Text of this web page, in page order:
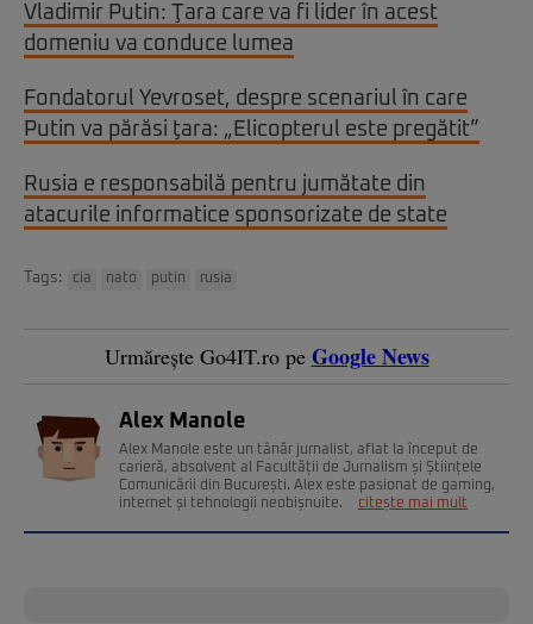
Vladimir Putin: Ţara care va fi lider în acest
domeniu va conduce lumea
Fondatorul Yevroset, despre scenariul în care
Putin va părăsi ţara: „Elicopterul este pregătit”
Rusia e responsabilă pentru jumătate din
atacurile informatice sponsorizate de state
Tags: cia nato putin rusia
Urmărește Go4IT.ro pe Google News
Alex Manole
Alex Manole este un tânăr jurnalist, aflat la început de
carieră, absolvent al Facultății de Jurnalism și Științele
Comunicării din București. Alex este pasionat de gaming,
internet și tehnologii neobișnuite.
citește mai mult